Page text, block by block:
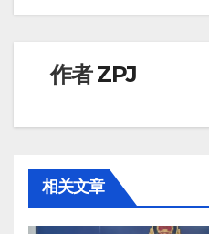
航
作者ZPJ
相关文章